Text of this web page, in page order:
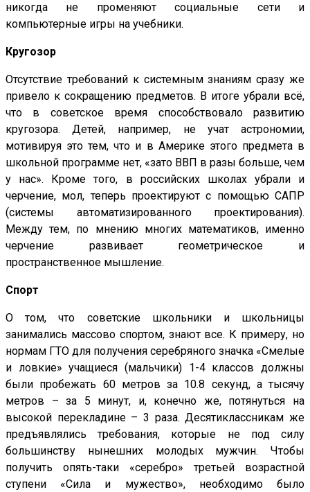
никогда не променяют социальные сети и
компьютерные игры на учебники.
Кругозор
Отсутствие требований к системным знаниям сразу же
привело к сокращению предметов. В итоге убрали всё,
что в советское время способствовало развитию
кругозора. Детей, например, не учат астрономии,
мотивируя это тем, что и в Америке этого предмета в
школьной программе нет, «зато ВВП в разы больше, чем
у нас». Кроме того, в российских школах убрали и
черчение, мол, теперь проектируют с помощью САПР
(системы автоматизированного проектирования).
Между тем, по мнению многих математиков, именно
черчение развивает геометрическое и
пространственное мышление.
Спорт
О том, что советские школьники и школьницы
занимались массово спортом, знают все. К примеру, но
нормам ГТО для получения серебряного значка «Смелые
и ловкие» учащиеся (мальчики) 1-4 классов должны
были пробежать 60 метров за 10.8 секунд, а тысячу
метров – за 5 минут, и, конечно же, потянуться на
высокой перекладине – 3 раза. Десятиклассникам же
предъявлялись требования, которые не под силу
большинству нынешних молодых мужчин. Чтобы
получить опять-таки «серебро» третьей возрастной
ступени «Сила и мужество», необходимо было